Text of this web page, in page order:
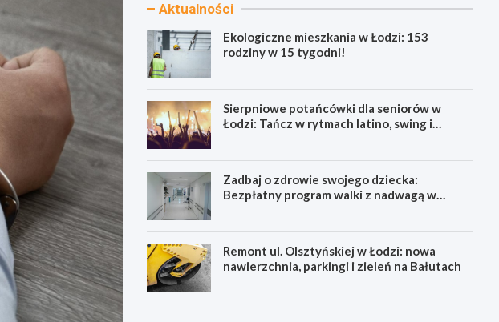
Aktualności
Ekologiczne mieszkania w Łodzi: 153
rodziny w 15 tygodni!
Sierpniowe potańcówki dla seniorów w
Łodzi: Tańcz w rytmach latino, swing i
Zadbaj o zdrowie swojego dziecka:
Bezpłatny program walki z nadwagą w
Remont ul. Olsztyńskiej w Łodzi: nowa
nawierzchnia, parkingi i zieleń na Bałutach